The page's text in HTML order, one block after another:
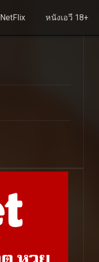
NetFlix หนังเอวี 18+